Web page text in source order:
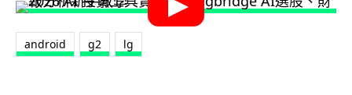
android g2 lg